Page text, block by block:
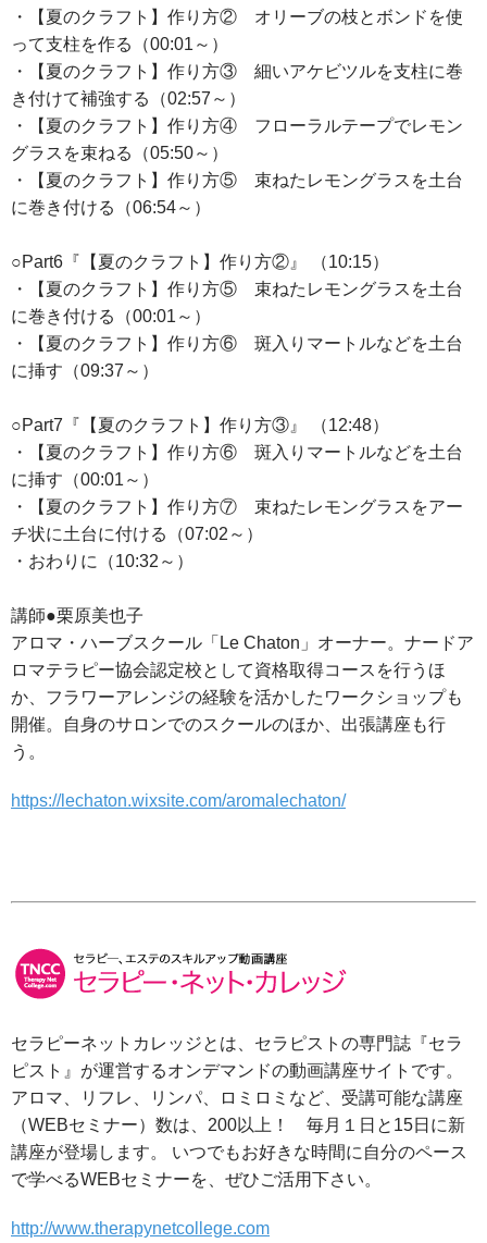
・【夏のクラフト】作り方② オリーブの枝とボンドを使
って支柱を作る（00:01～）
・【夏のクラフト】作り方③ 細いアケビツルを支柱に巻
き付けて補強する（02:57～）
・【夏のクラフト】作り方④ フローラルテープでレモン
グラスを束ねる（05:50～）
・【夏のクラフト】作り方⑤ 束ねたレモングラスを土台
に巻き付ける（06:54～）
○Part6『【夏のクラフト】作り方②』 （10:15）
・【夏のクラフト】作り方⑤ 束ねたレモングラスを土台
に巻き付ける（00:01～）
・【夏のクラフト】作り方⑥ 斑入りマートルなどを土台
に挿す（09:37～）
○Part7『【夏のクラフト】作り方③』 （12:48）
・【夏のクラフト】作り方⑥ 斑入りマートルなどを土台
に挿す（00:01～）
・【夏のクラフト】作り方⑦ 束ねたレモングラスをアー
チ状に土台に付ける（07:02～）
・おわりに（10:32～）
講師●栗原美也子
アロマ・ハーブスクール「Le Chaton」オーナー。ナードア
ロマテラピー協会認定校として資格取得コースを行うほ
か、フラワーアレンジの経験を活かしたワークショップも
開催。自身のサロンでのスクールのほか、出張講座も行
う。
https://lechaton.wixsite.com/aromalechaton/
セラピーネットカレッジとは、セラピストの専門誌『セラ
ピスト』が運営するオンデマンドの動画講座サイトです。
アロマ、リフレ、リンパ、ロミロミなど、受講可能な講座
（WEBセミナー）数は、200以上！ 毎月１日と15日に新
講座が登場します。 いつでもお好きな時間に自分のペース
で学べるWEBセミナーを、ぜひご活用下さい。
http://www.therapynetcollege.com